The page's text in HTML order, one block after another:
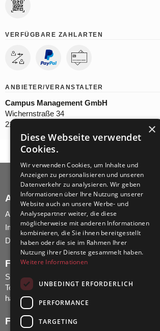
VERFÜGBARE ZAHLARTEN
ANBIETER/VERANSTALTER
Campus Management GmbH
Wichernstraße 34
21335 Lüneburg
AGB UND IMPRESSUM
AGB
Impressum
Datenschutz
FRAGEN ZUR BESTELLUNG?
Support
Tel.: +49 561 350 296 28 - 0
hallo@tickettoaster.de
FOLGE UNS!
×
Diese Webseite verwendet
Cookies.
Wir verwenden Cookies, um Inhalte und
Anzeigen zu personalisieren und unseren
Datenverkehr zu analysieren. Wir geben
Informationen über Ihre Nutzung unserer
Website auch an unsere Werbe- und
Analysepartner weiter, die diese
möglicherweise mit anderen Informationen
kombinieren, die Sie ihnen bereitgestellt
haben oder die sie im Rahmen Ihrer
Nutzung ihrer Dienste gesammelt haben.
Weitere Informationen
UNBEDINGT ERFORDERLICH
PERFORMANCE
TARGETING